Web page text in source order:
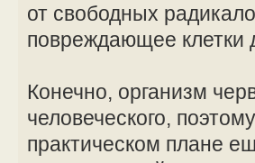
от свободных
повреждающее клетки
Конечно, организм
человеческого,
практическом плане